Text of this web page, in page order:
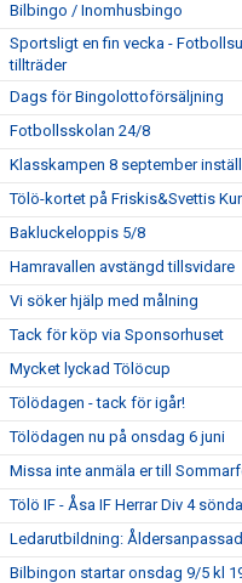
Bilbingo / Inomhusbingo
Sportsligt en fin vecka -
tillträder
Dags för Bingolottoförsäljning
Fotbollsskolan 24/8
Klasskampen 8 september
Tölö-kortet på Friskis&Svettis
Bakluckeloppis 5/8
Hamravallen avstängd tillsvidare
Vi söker hjälp med målning
Tack för köp via Sponsorhuset
Mycket lyckad Tölöcup
Tölödagen - tack för igår!
Tölödagen nu på onsdag 6 juni
Missa inte anmäla er till
Tölö IF - Åsa IF Herrar Div 4
Ledarutbildning:
Bilbingon startar onsdag 9/5 kl